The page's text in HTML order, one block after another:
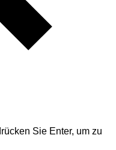
Sie Enter, um zu